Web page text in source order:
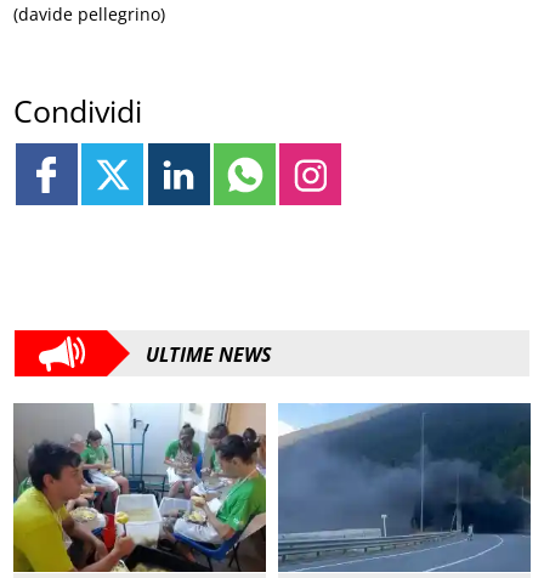
(davide pellegrino)
Condividi
ULTIME NEWS